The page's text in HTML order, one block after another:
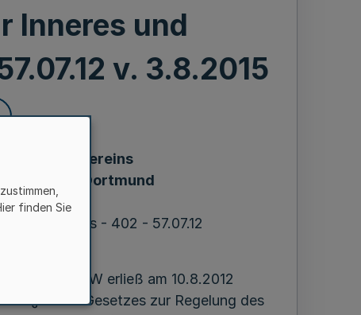
Inneres und
v. 3.8.2015
des Vereins
in Dortmund
Kommunales - 402 - 57.07.12
Landes NRW erließ am 10.8.2012
m. § 3 des Gesetzes zur Regelung des
finden Sie